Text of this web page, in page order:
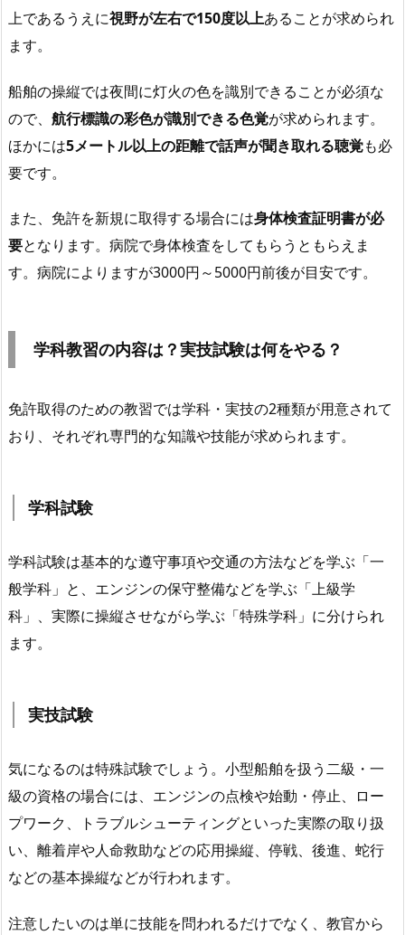
上であるうえに視野が左右で150度以上あることが求められ
ます。
船舶の操縦では夜間に灯火の色を識別できることが必須な
ので、 航行標識の彩色が識別できる色覚が求められます。
ほかには5メートル以上の距離で話声が聞き取れる聴覚も必
要です。
また、免許を新規に取得する場合には身体検査証明書が必
要となります。病院で身体検査をしてもらうともらえま
す。病院によりますが3000円～5000円前後が目安です。
学科教習の内容は？実技試験は何をやる？
免許取得のための教習では学科・実技の2種類が用意されて
おり、それぞれ専門的な知識や技能が求められます。
学科試験
学科試験は基本的な遵守事項や交通の方法などを学ぶ「一
般学科」と、エンジンの保守整備などを学ぶ「上級学
科」、実際に操縦させながら学ぶ「特殊学科」に分けられ
ます。
実技試験
気になるのは特殊試験でしょう。小型船舶を扱う二級・一
級の資格の場合には、エンジンの点検や始動・停止、ロー
プワーク、トラブルシューティングといった実際の取り扱
い、離着岸や人命救助などの応用操縦、停戦、後進、蛇行
などの基本操縦などが行われます。
注意したいのは単に技能を問われるだけでなく、教官から